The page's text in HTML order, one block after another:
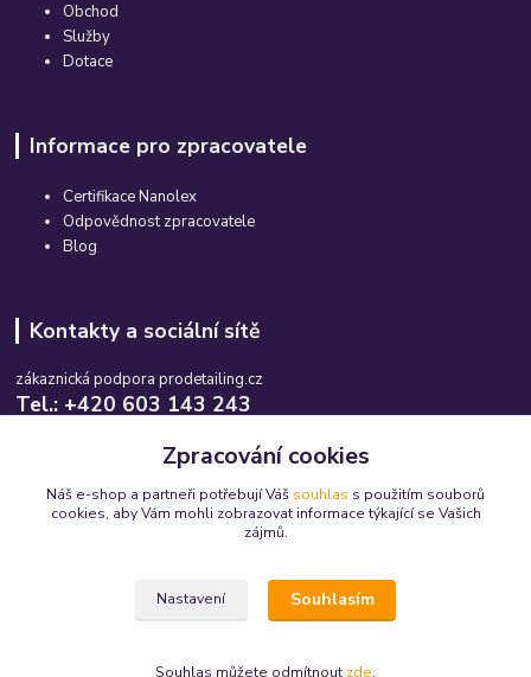
Obchod
Služby
Dotace
Informace pro zpracovatele
Certifikace Nanolex
Odpovědnost zpracovatele
Blog
Kontakty a sociální sítě
zákaznická podpora prodetailing.cz
Tel.: +420 603 143 243
info@prodetailing.cz
let.
Zpracování cookies
Náš e-shop a partneři potřebují Váš souhlas s použitím souborů
cookies, aby Vám mohli zobrazovat informace týkající se Vašich
zájmů.
Nastavení Souhlasím
Souhlas můžete odmítnout zde.